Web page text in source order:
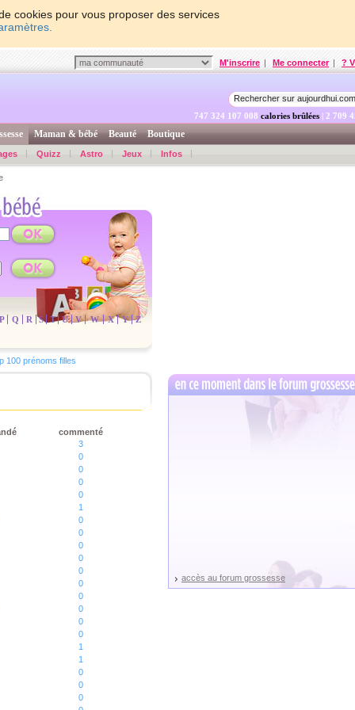
cookies pour vous proposer des services
M'inscrire | Me connecter | ?
747 324 108 307 calories brûlées | 2 709
Maman & bébé Beauté Boutique
Quizz Astro Jeux Infos
P Q R S T U V W X Y Z
100 prénoms filles
commenté
3
0
0
0
0
1
0
0
0
0
0
0
0
0
0
0
1
1
0
0
0
accès au forum grossesse